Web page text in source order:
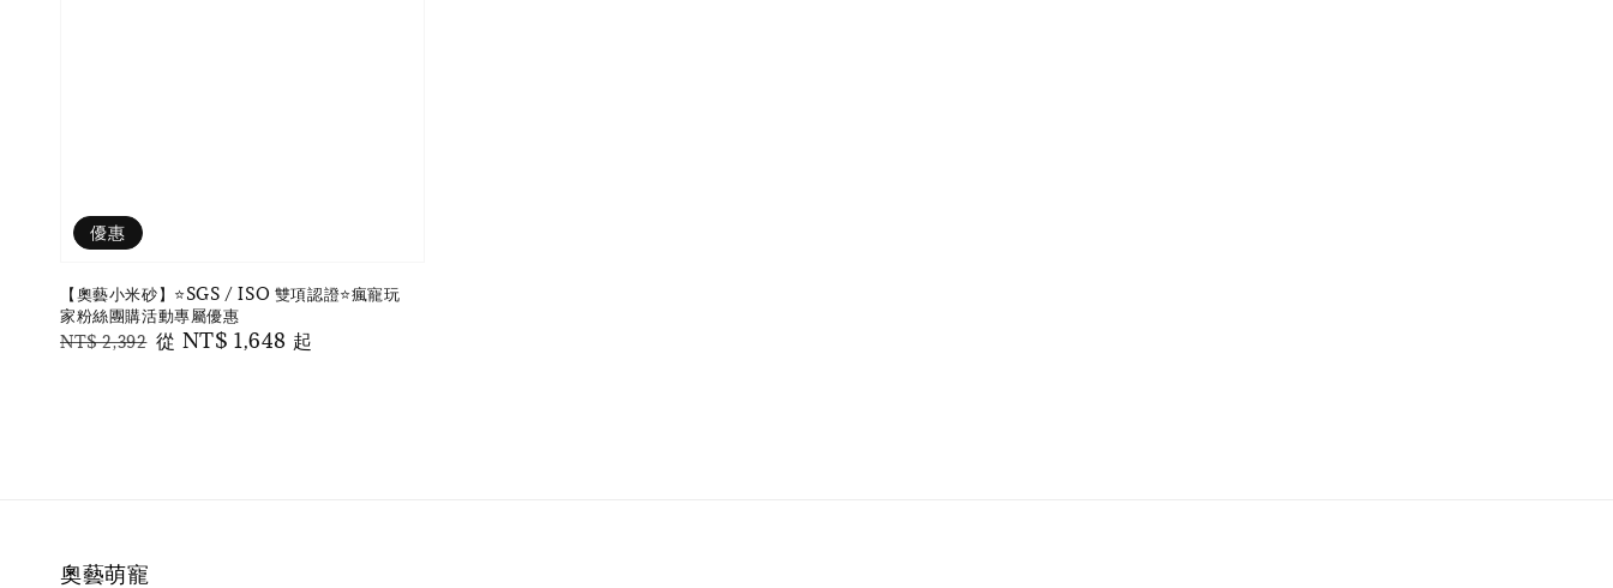
優惠
【奧藝小米砂】⭐️SGS / ISO 雙項認證⭐️瘋寵玩
家粉絲團購活動專屬優惠
Regular
NT$ 2,392 Sale
從 NT$ 1,648 起
奧藝萌寵